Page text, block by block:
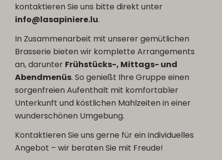
kontaktieren Sie uns bitte direkt unter
info@lasapiniere.lu.
In Zusammenarbeit mit unserer gemütlichen
Brasserie bieten wir komplette Arrangements
an, darunter Frühstücks-, Mittags- und
Abendmenüs. So genießt Ihre Gruppe einen
sorgenfreien Aufenthalt mit komfortabler
Unterkunft und köstlichen Mahlzeiten in einer
wunderschönen Umgebung.
Kontaktieren Sie uns gerne für ein individuelles
Angebot – wir beraten Sie mit Freude!